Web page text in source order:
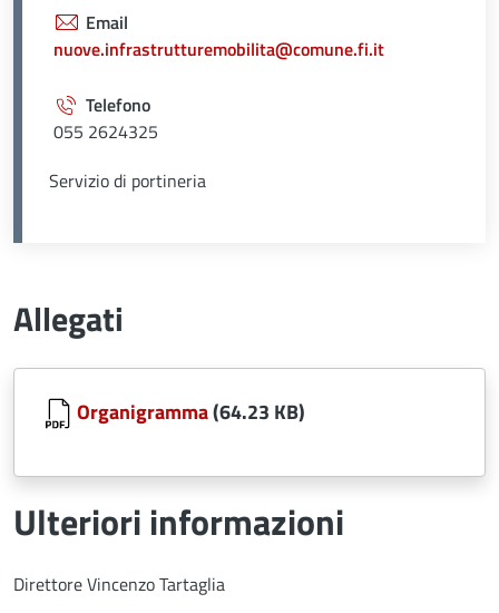
Email
nuove.infrastrutturemobilita@comune.fi.it
Telefono
055 2624325
Servizio di portineria
Allegati
Document
Organigramma(64.23 KB)
Ulteriori informazioni
Direttore Vincenzo Tartaglia